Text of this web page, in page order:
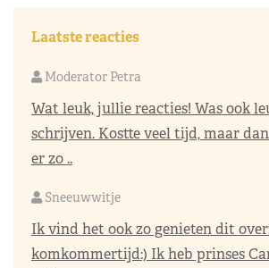
Laatste reacties
Moderator Petra
Wat leuk, jullie reacties! Was ook
schrijven. Kostte veel tijd, maar
er zo ..
Sneeuwwitje
Ik vind het ook zo genieten dit
komkommertijd:) Ik heb prinses